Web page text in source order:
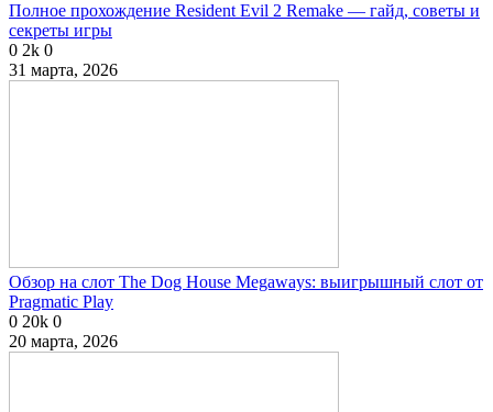
Полное прохождение Resident Evil 2 Remake — гайд, советы и
секреты игры
0 2k 0
31 марта, 2026
Обзор на слот The Dog House Megaways: выигрышный слот от
Pragmatic Play
0 20k 0
20 марта, 2026